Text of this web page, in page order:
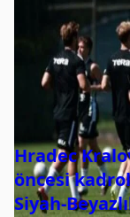
Hradec
öncesi
Siyah-